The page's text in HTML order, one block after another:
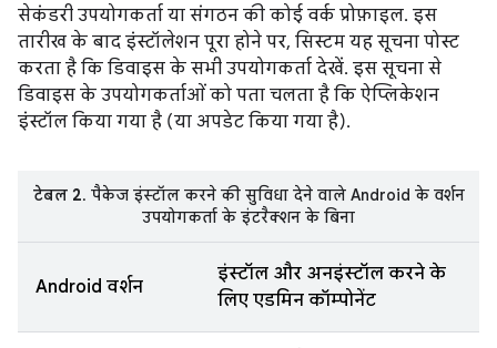
सेकंडरी उपयोगकर्ता या संगठन की कोई वर्क प्रोफ़ाइल. इस
तारीख के बाद इंस्टॉलेशन पूरा होने पर, सिस्टम यह सूचना पोस्ट
करता है कि डिवाइस के सभी उपयोगकर्ता देखें. इस सूचना से
डिवाइस के उपयोगकर्ताओं को पता चलता है कि ऐप्लिकेशन
इंस्टॉल किया गया है (या अपडेट किया गया है).
टेबल 2. पैकेज इंस्टॉल करने की सुविधा देने वाले Android के वर्शन
उपयोगकर्ता के इंटरैक्शन के बिना
Android वर्शन
इंस्टॉल और अनइंस्टॉल करने के
लिए एडमिन कॉम्पोनेंट